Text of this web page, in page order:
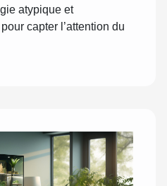
atypique et
capter l’attention du